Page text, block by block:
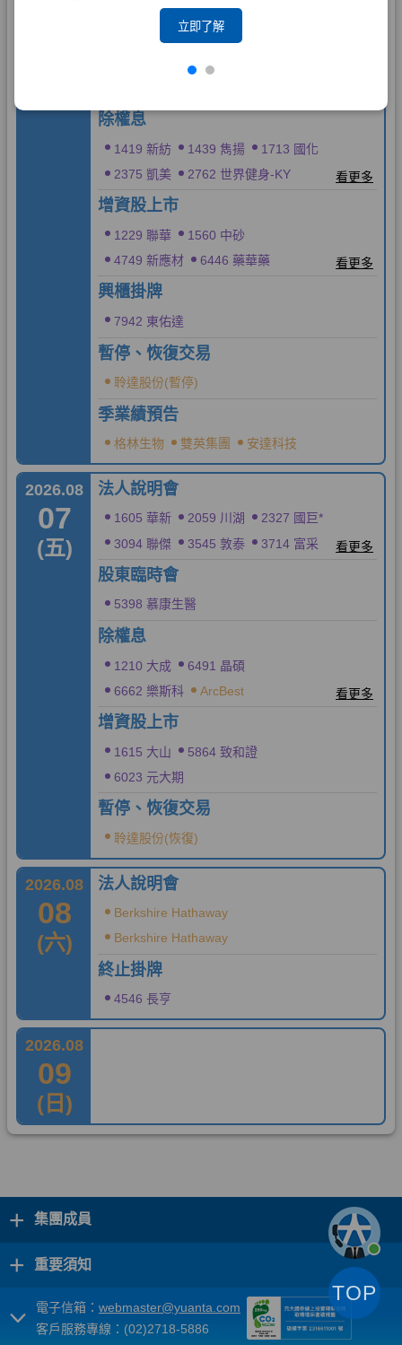
立即了解
+ 集團成員
+ 重要須知
電子信箱： webmaster@yuanta.com
客戶服務專線：(02)2718-5886
TOP